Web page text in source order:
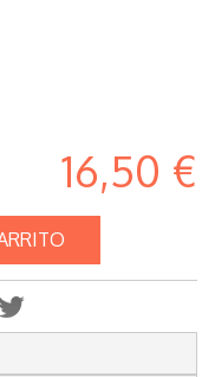
16,50 €